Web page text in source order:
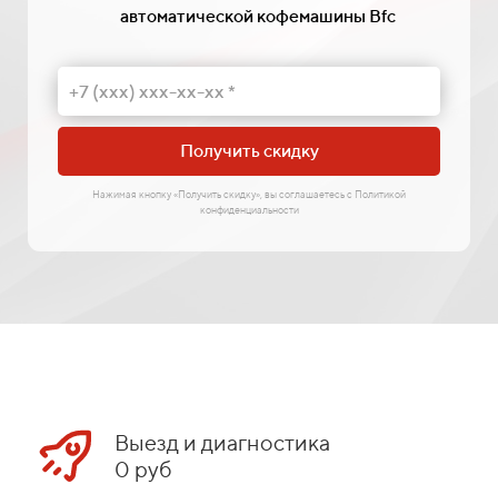
автоматической кофемашины Bfc
Получить скидку
Нажимая кнопку «Получить скидку», вы соглашаетесь с Политикой
конфиденциальности
Выезд и диагностика
0 руб